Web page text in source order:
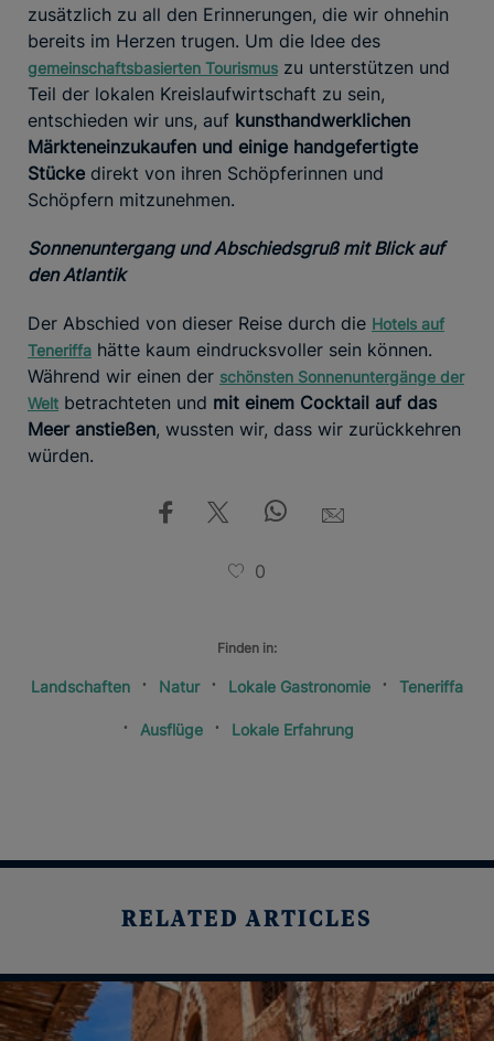
zusätzlich zu all den Erinnerungen, die wir ohnehin
bereits im Herzen trugen. Um die Idee des
gemeinschaftsbasierten Tourismus zu unterstützen und
Teil der lokalen Kreislaufwirtschaft zu sein,
entschieden wir uns, auf kunsthandwerklichen
Märkteneinzukaufen und einige handgefertigte
Stücke direkt von ihren Schöpferinnen und
Schöpfern mitzunehmen.
Sonnenuntergang und Abschiedsgruß mit Blick auf
den Atlantik
Der Abschied von dieser Reise durch die Hotels auf
Teneriffa hätte kaum eindrucksvoller sein können.
Während wir einen der schönsten Sonnenuntergänge der
Welt betrachteten und mit einem Cocktail auf das
Meer anstießen, wussten wir, dass wir zurückkehren
würden.
0
Finden in:
Landschaften Natur Lokale Gastronomie Teneriffa
Ausflüge Lokale Erfahrung
RELATED ARTICLES